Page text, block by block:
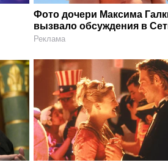
Фото дочери Максима
вызвало обсуждения в
Реклама